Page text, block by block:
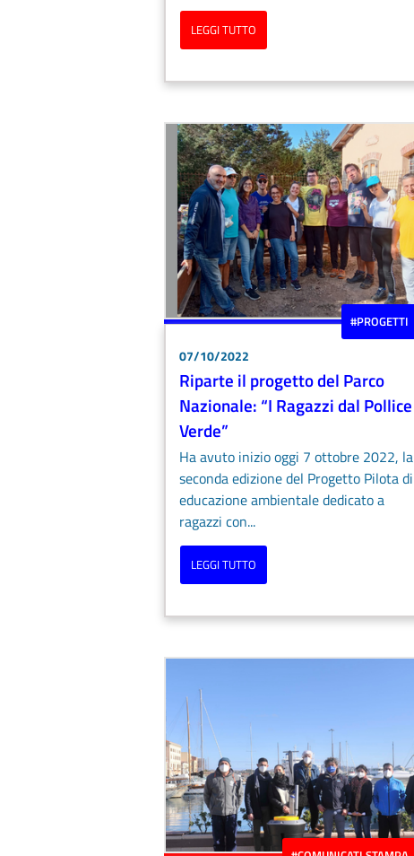
LEGGI TUTTO
#PROGETTI
07/10/2022
Riparte il progetto del Parco
Nazionale: “I Ragazzi dal Pollice
Verde”
Ha avuto inizio oggi 7 ottobre 2022, la
seconda edizione del Progetto Pilota di
educazione ambientale dedicato a
ragazzi con...
LEGGI TUTTO